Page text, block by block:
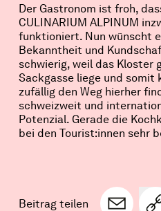
Der Gastronom ist froh,
CULINARIUM ALPINUM
funktioniert. Nun wünscht
Bekanntheit und
schwierig, weil das Kloster
Sackgasse liege und
zufällig den Weg hierher
schweizweit und
Potenzial. Gerade die
bei den Tourist:innen sehr
Beitrag teilen